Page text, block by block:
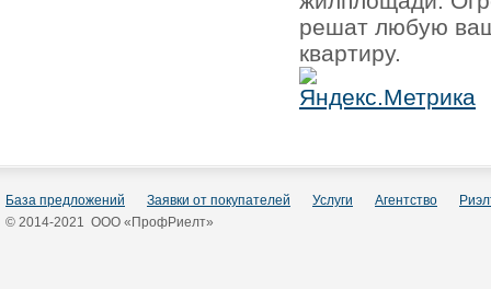
решат любую
квартиру.
База предложений Заявки от покупателей Услуги Агентство
© 2014-2021 ООО «ПрофРиелт»